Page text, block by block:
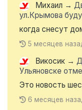
Михаил →
ул.Крымова
когда снесут
5 месяцев
Викосик →
Ульяновске
Это новость
6 месяцев